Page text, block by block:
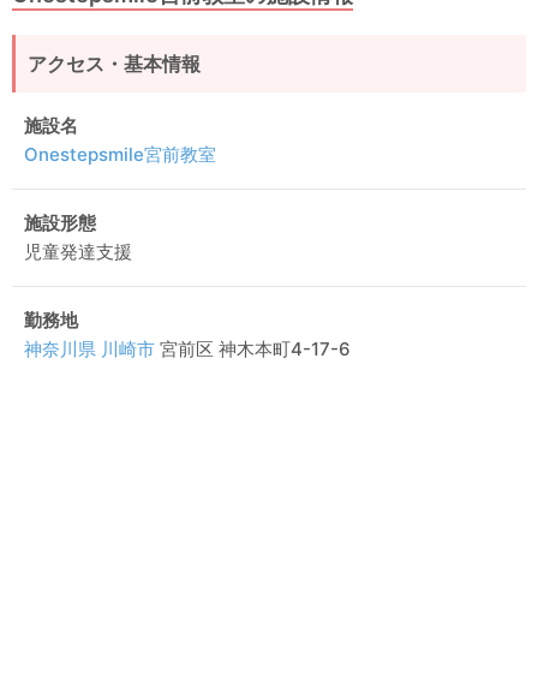
アクセス・基本情報
施設名
Onestepsmile宮前教室
施設形態
児童発達支援
勤務地
神奈川県 川崎市 宮前区 神木本町4-17-6